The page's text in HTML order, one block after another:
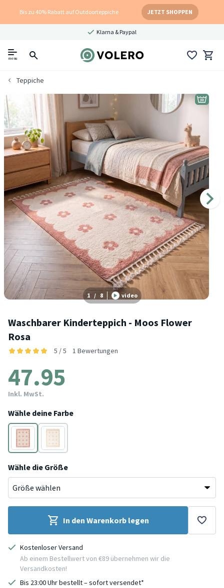
Bis zu 40% Rabatt auf Outdoorteppiche JETZT SHOPPEN
Klarna & Paypal
menu
Teppiche
1 / 8 video
Waschbarer Kinderteppich - Moos Flower
Rosa
5 / 5 1 Bewertungen
47.95
Inkl. MwSt.
Wähle deine Farbe
Rosa
Creme
Wähle die Größe
In den Warenkorb legen
Kostenloser Versand
Ab einem Bestellwert von €89 übernehmen wir die
Versandkosten!
Bis 23:00 Uhr bestellt – sofort versendet*